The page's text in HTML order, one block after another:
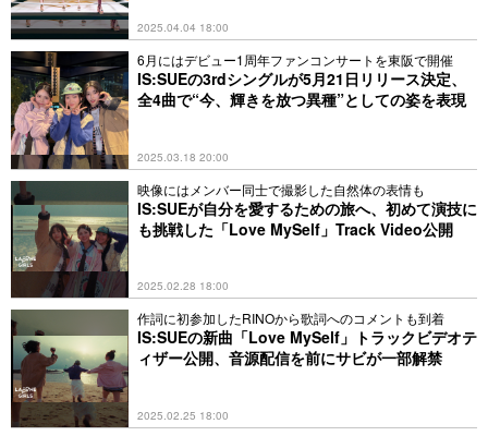
2025.04.04 18:00
6月にはデビュー1周年ファンコンサートを東阪で開催
IS:SUEの3rdシングルが5月21日リリース決定、
全4曲で“今、輝きを放つ異種”としての姿を表現
2025.03.18 20:00
映像にはメンバー同士で撮影した自然体の表情も
IS:SUEが自分を愛するための旅へ、初めて演技に
も挑戦した「Love MySelf」Track Video公開
2025.02.28 18:00
作詞に初参加したRINOから歌詞へのコメントも到着
IS:SUEの新曲「Love MySelf」トラックビデオテ
ィザー公開、音源配信を前にサビが一部解禁
2025.02.25 18:00